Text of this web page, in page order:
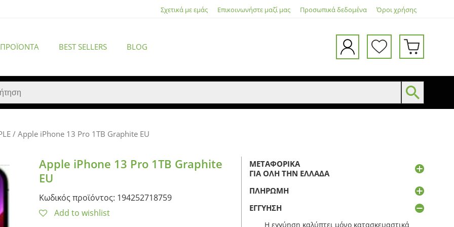
Σχετικά με εμάς Επικοινωνήστε μαζί μας Προσωπικά δεδομένα Όροι χρήσης
BEST SELLERS BLOG
ACCESSORIES
/ Apple iPhone 13 Pro 1TB Graphite EU
Apple iPhone 13 Pro 1TB Graphite
EU
Κωδικός προϊόντος: 194252718759
Add to wishlist
ΜΕΤΑΦΟΡΙΚΆ
ΓΙΑ ΌΛΗ ΤΗΝ ΕΛΛΆΔΑ
ΠΛΗΡΩΜΉ
ΕΓΓΎΗΣΗ
Η εγγύηση καλύπτει μόνο κατασκευαστικά